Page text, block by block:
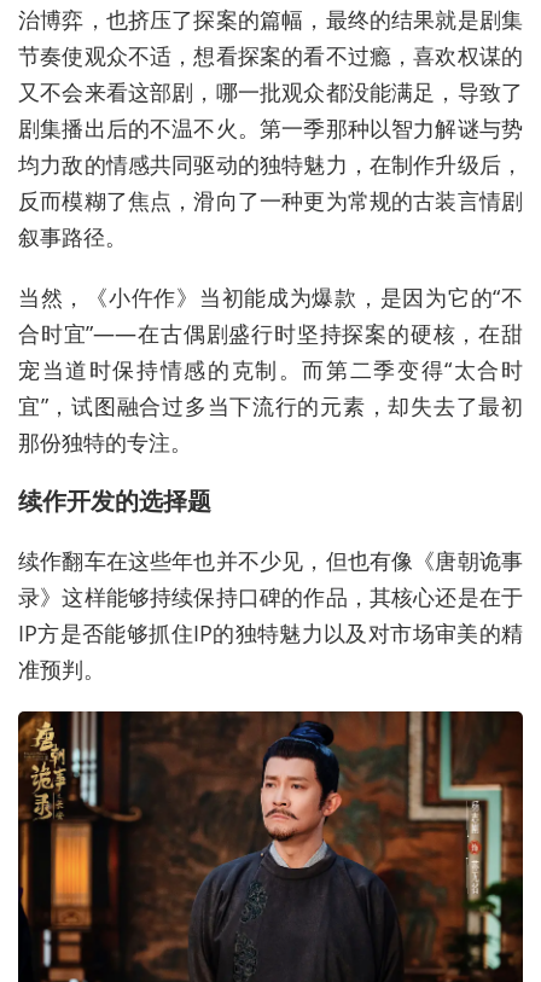
治博弈，也挤压了探案的篇幅，最终的结果就是剧集
节奏使观众不适，想看探案的看不过瘾，喜欢权谋的
又不会来看这部剧，哪一批观众都没能满足，导致了
剧集播出后的不温不火。第一季那种以智力解谜与势
均力敌的情感共同驱动的独特魅力，在制作升级后，
反而模糊了焦点，滑向了一种更为常规的古装言情剧
叙事路径。
当然，《小仵作》当初能成为爆款，是因为它的“不
合时宜”——在古偶剧盛行时坚持探案的硬核，在甜
宠当道时保持情感的克制。而第二季变得“太合时
宜”，试图融合过多当下流行的元素，却失去了最初
那份独特的专注。
续作开发的选择题
续作翻车在这些年也并不少见，但也有像《唐朝诡事
录》这样能够持续保持口碑的作品，其核心还是在于
IP方是否能够抓住IP的独特魅力以及对市场审美的精
准预判。